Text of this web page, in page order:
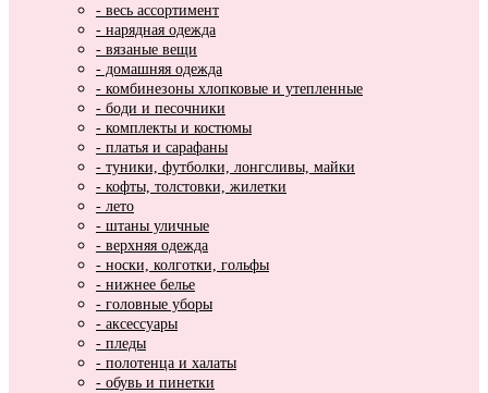
- весь ассортимент
- нарядная одежда
- вязаные вещи
- домашняя одежда
- комбинезоны хлопковые и утепленные
- боди и песочники
- комплекты и костюмы
- платья и сарафаны
- туники, футболки, лонгсливы, майки
- кофты, толстовки, жилетки
- лето
- штаны уличные
- верхняя одежда
- носки, колготки, гольфы
- нижнее белье
- головные уборы
- аксессуары
- пледы
- полотенца и халаты
- обувь и пинетки